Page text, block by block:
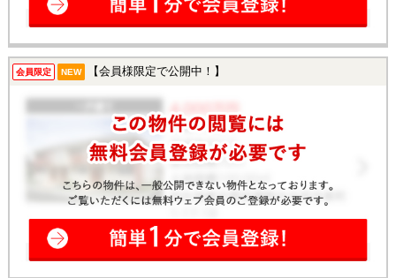
会員限定 NEW 【会員様限定で公開中！】